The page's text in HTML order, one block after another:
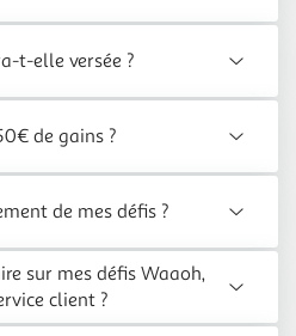
t-elle versée ?
de gains ?
de mes défis ?
sur mes défis Waaoh,
client ?